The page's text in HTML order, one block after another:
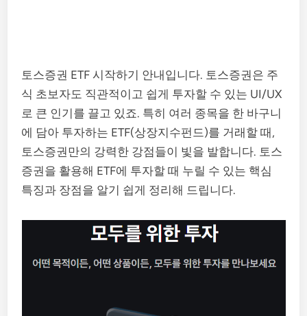
토스증권 ETF 시작하기 안내입니다. 토스증권은 주
식 초보자도 직관적이고 쉽게 투자할 수 있는 UI/UX
로 큰 인기를 끌고 있죠. 특히 여러 종목을 한 바구니
에 담아 투자하는 ETF(상장지수펀드)를 거래할 때,
토스증권만의 강력한 강점들이 빛을 발합니다. 토스
증권을 활용해 ETF에 투자할 때 누릴 수 있는 핵심
특징과 장점을 알기 쉽게 정리해 드립니다.